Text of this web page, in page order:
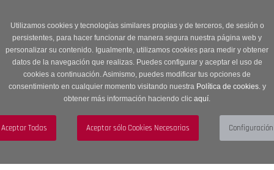
Utilizamos cookies y tecnologías similares propias y de terceros, de sesión o
persistentes, para hacer funcionar de manera segura nuestra página web y
personalizar su contenido. Igualmente, utilizamos cookies para medir y obtener
datos de la navegación que realizas. Puedes configurar y aceptar el uso de
cookies a continuación. Asimismo, puedes modificar tus opciones de
consentimiento en cualquier momento visitando nuestra Política de cookies.y
obtener más información haciendo clic aquí.
descuento en Sección OUTLET con código OUTLET20
navigation
Menú